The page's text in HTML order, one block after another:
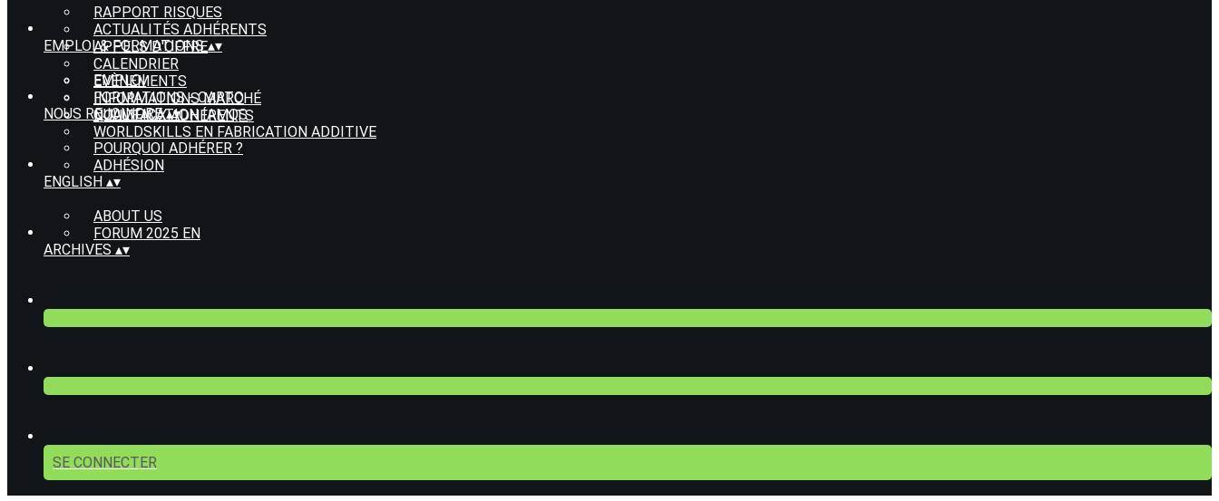
RAPPORT RISQUES
ACTUALITÉS ADHÉRENTS
APPELS D'OFFRE
CALENDRIER
EVÈNEMENTS
INFORMATIONS MARCHÉ
NOUVEAUX ADHÉRENTS
EMPLOI & FORMATIONS▴▾
EMPLOI
FORMATIONS - CARTO
QUALIFICATION IAMQS
WORLDSKILLS EN FABRICATION ADDITIVE
NOUS REJOINDRE▴▾
POURQUOI ADHÉRER ?
ADHÉSION
ENGLISH ▴▾
ABOUT US
FORUM 2025 EN
ARCHIVES ▴▾
SE CONNECTER